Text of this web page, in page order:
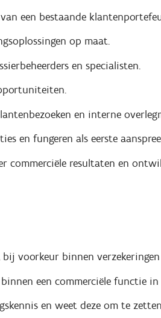
een bestaande
op maat.
en specialisten.
en interne
en fungeren als eerste
commerciële resultaten en
voorkeur binnen
een commerciële functie in
en weet deze om te